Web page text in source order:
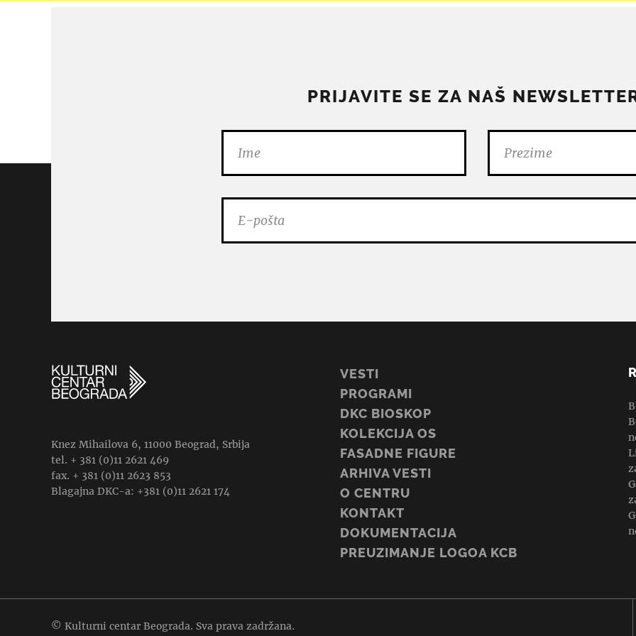
PRIJAVITE SE ZA NAŠ
Knez Mihailova 6, 11000 Beograd, Srbija
tel. + 381 (0)11 2621 469
fax. + 381 (0)11 2623 853
Blagajna DKC-a: +381 (0)11 2621 174
VESTI
PROGRAMI
DKC BIOSKOP
KOLEKCIJA OS
FASADNE FIGURE
ARHIVA VESTI
O CENTRU
KONTAKT
DOKUMENTACIJA
PREUZIMANJE LOGOA KCB
© Kulturni centar Beograda. Sva prava zadržana.